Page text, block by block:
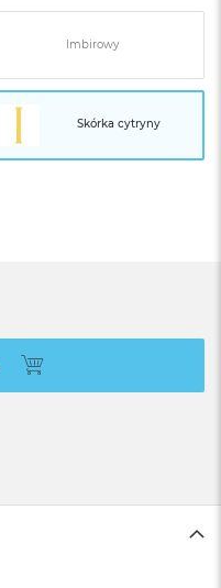
Imbirowy
Skórka cytryny